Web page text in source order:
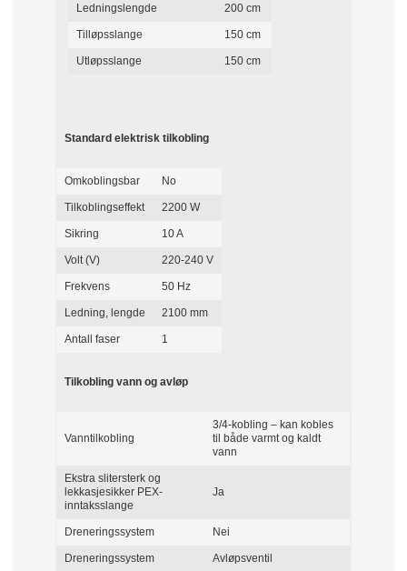
Ledningslengde 200 cm
Tilløpsslange 150 cm
Utløpsslange 150 cm
Standard elektrisk tilkobling
Omkoblingsbar No
Tilkoblingseffekt 2200 W
Sikring 10 A
Volt (V) 220-240 V
Frekvens 50 Hz
Ledning, lengde 2100 mm
Antall faser 1
Tilkobling vann og avløp
Vanntilkobling
3/4-kobling – kan kobles
til både varmt og kaldt
vann
Ekstra slitersterk og
lekkasjesikker PEX-
inntaksslange
Ja
Dreneringssystem Nei
Dreneringssystem Avløpsventil